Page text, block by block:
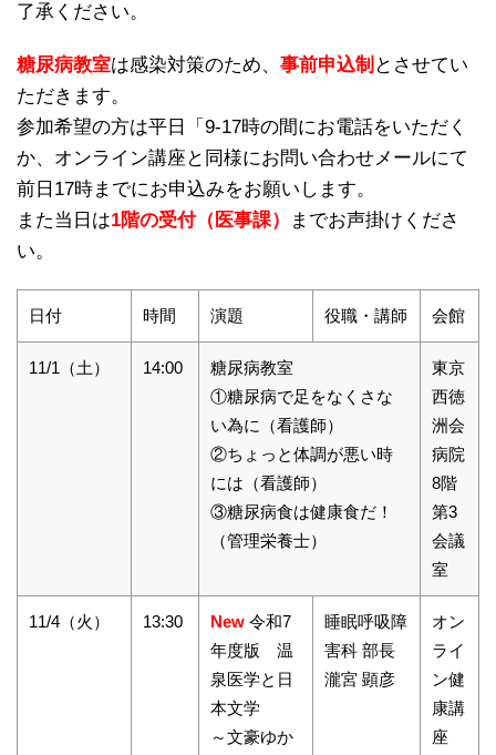
了承ください。
糖尿病教室は感染対策のため、 事前申込制 とさせてい
ただきます。
参加希望の方は平日「9-17時の間にお電話をいただく
か、オンライン講座と同様にお問い合わせメールにて
前日17時までにお申込みをお願いします。
また当日は1階の受付（医事課）
までお声掛けくださ
い。
日付 時間 演題 役職・講師 会館
11/1（土） 14:00
糖尿病教室
①糖尿病で足をなくさな
い為に（看護師）
②ちょっと体調が悪い時
には（看護師）
③糖尿病食は健康食だ！
（管理栄養士）
東京
西徳
洲会
病院
8階
第3
会議
室
11/4（火） 13:30 New 令和7
年度版 温
泉医学と日
本文学
～文豪ゆか
睡眠呼吸障
害科 部長
瀧宮 顕彦
オン
ライ
ン健
康講
座